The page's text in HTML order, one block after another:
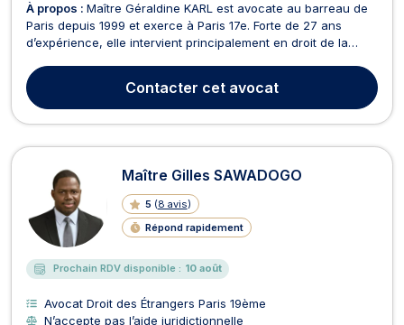
À propos : Maître Géraldine KARL est avocate au barreau de
Paris depuis 1999 et exerce à Paris 17e. Forte de 27 ans
d’expérience, elle intervient principalement en droit de la
cabinet accompagne les particuliers dans des situations
personnelles, familiales ou administratives ...
Contacter cet avocat
Maître Gilles SAWADOGO
5 (8 avis)
Répond rapidement
Prochain RDV disponible : 10 août
Avocat Droit des Étrangers Paris 19ème
N’accepte pas l’aide juridictionnelle